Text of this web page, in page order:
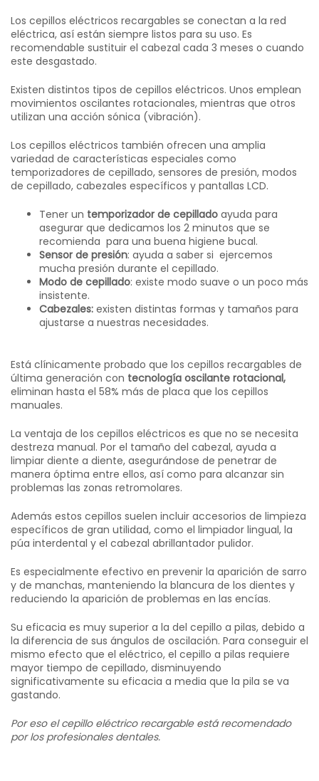
Los cepillos eléctricos recargables se conectan a la red
eléctrica, así están siempre listos para su uso. Es
recomendable sustituir el cabezal cada 3 meses o cuando
este desgastado.
Existen distintos tipos de cepillos eléctricos. Unos emplean
movimientos oscilantes rotacionales, mientras que otros
utilizan una acción sónica (vibración).
Los cepillos eléctricos también ofrecen una amplia
variedad de características especiales como
temporizadores de cepillado, sensores de presión, modos
de cepillado, cabezales específicos y pantallas LCD.
Tener un temporizador de cepillado ayuda para
asegurar que dedicamos los 2 minutos que se
recomienda para una buena higiene bucal.
Sensor de presión: ayuda a saber si ejercemos
mucha presión durante el cepillado.
Modo de cepillado: existe modo suave o un poco más
insistente.
Cabezales: existen distintas formas y tamaños para
ajustarse a nuestras necesidades.
Está clínicamente probado que los cepillos recargables de
última generación con tecnología oscilante rotacional,
eliminan hasta el 58% más de placa que los cepillos
manuales.
La ventaja de los cepillos eléctricos es que no se necesita
destreza manual. Por el tamaño del cabezal, ayuda a
limpiar diente a diente, asegurándose de penetrar de
manera óptima entre ellos, así como para alcanzar sin
problemas las zonas retromolares.
Además estos cepillos suelen incluir accesorios de limpieza
específicos de gran utilidad, como el limpiador lingual, la
púa interdental y el cabezal abrillantador pulidor.
Es especialmente efectivo en prevenir la aparición de sarro
y de manchas, manteniendo la blancura de los dientes y
reduciendo la aparición de problemas en las encías.
Su eficacia es muy superior a la del cepillo a pilas, debido a
la diferencia de sus ángulos de oscilación. Para conseguir el
mismo efecto que el eléctrico, el cepillo a pilas requiere
mayor tiempo de cepillado, disminuyendo
significativamente su eficacia a media que la pila se va
gastando.
Por eso el cepillo eléctrico recargable está recomendado
por los profesionales dentales.